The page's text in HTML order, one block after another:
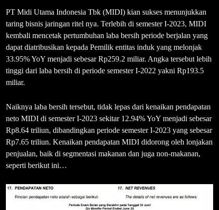
PT Midi Utama Indonesia Tbk (MIDI) kian sukses menunjukkan
taring bisnis jaringan ritel nya. Terlebih di semester I-2023, MIDI
kembali mencetak pertumbuhan laba bersih periode berjalan yang
dapat diatribusikan kepada Pemilik entitas induk yang melonjak
33.95% YoY menjadi sebesar Rp259.2 miliar. Angka tersebut lebih
tinggi dari laba bersih di periode semester I-2022 yakni Rp193.5
miliar.
Naiknya laba bersih tersebut, tidak lepas dari kenaikan pendapatan
neto MIDI di semester I-2023 sekitar 12.94% YoY menjadi sebesar
Rp8.64 triliun, dibandingkan periode semester I-2023 yang sebesar
Rp7.65 triliun. Kenaikan pendapatan MIDI didorong oleh lonjakan
penjualan, baik di segmentasi makanan dan juga non-makanan,
seperti berikut ini…